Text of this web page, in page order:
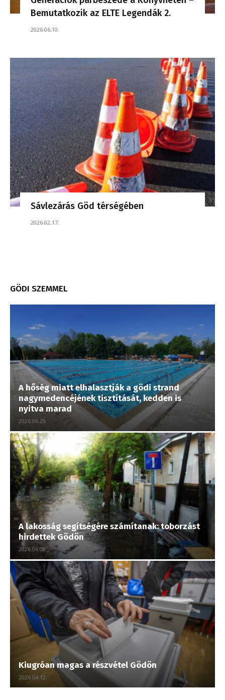
Bemutatkozik az ELTE Legendák 2.
2026.06.10.
Sávlezárás Göd térségében
2026.02.17.
GÖDI SZEMMEL
A hőség miatt elhalasztják a gödi strand
nagymedencéjének tisztítását, kedden is
nyitva marad
2026.06.29.
A lakosság segítségére számítanak: toborzást
hirdettek Gödön
2026.06.08.
Kiugróan magas a részvétel Gödön
2026.04.12.